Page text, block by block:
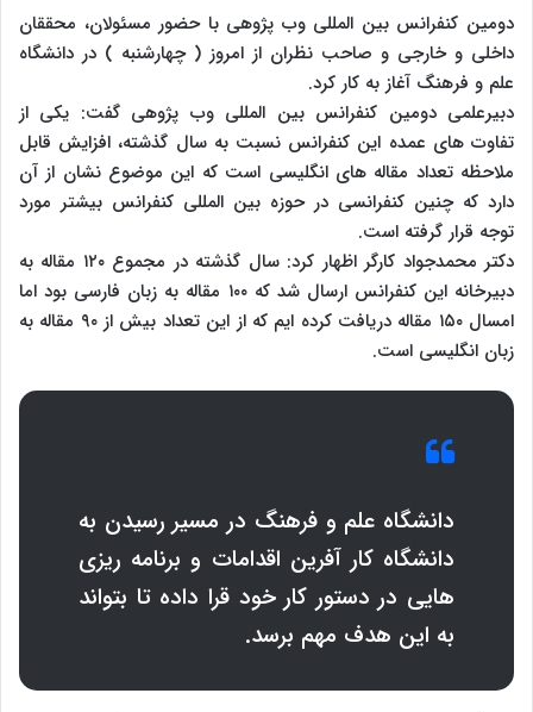
دومین کنفرانس بین المللی وب پژوهی با حضور مسئولان، محققان
داخلی و خارجی و صاحب نظران از امروز ( چهارشنبه ) در دانشگاه
علم و فرهنگ آغاز به کار کرد.
دبیرعلمی دومین کنفرانس بین المللی وب پژوهی گفت: یکی از
تفاوت های عمده این کنفرانس نسبت به سال گذشته، افزایش قابل
ملاحظه تعداد مقاله های انگلیسی است که این موضوع نشان از آن
دارد که چنین کنفرانسی در حوزه بین المللی کنفرانس بیشتر مورد
توجه قرار گرفته است.
دکتر محمدجواد کارگر اظهار کرد: سال گذشته در مجموع ۱۲۰ مقاله به
دبیرخانه این کنفرانس ارسال شد که ۱۰۰ مقاله به زبان فارسی بود اما
امسال ۱۵۰ مقاله دریافت کرده ایم که از این تعداد بیش از ۹۰ مقاله به
زبان انگلیسی است.
دانشگاه علم و فرهنگ در مسیر رسیدن به
دانشگاه کار آفرین اقدامات و برنامه ریزی
هایی در دستور کار خود قرا داده تا بتواند
به این هدف مهم برسد.